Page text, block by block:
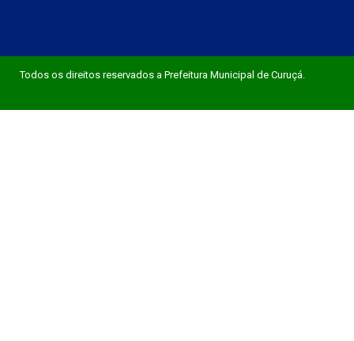
Todos os direitos reservados a Prefeitura Municipal de Curuçá.